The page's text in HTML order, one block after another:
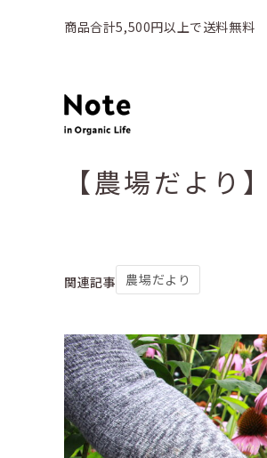
商品合計5,500円以上で送料無料
【農場だより
関連記事 農場だより